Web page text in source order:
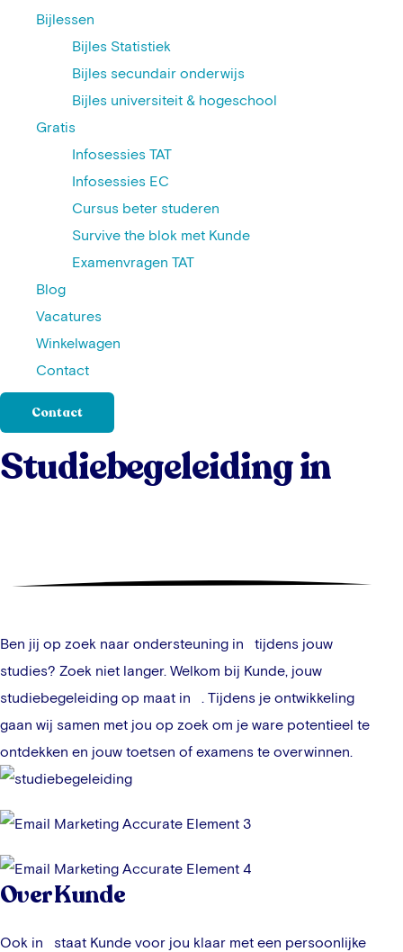
Bijlessen
Bijles Statistiek
Bijles secundair onderwijs
Bijles universiteit & hogeschool
Gratis
Infosessies TAT
Infosessies EC
Cursus beter studeren
Survive the blok met Kunde
Examenvragen TAT
Blog
Vacatures
Winkelwagen
Contact
Contact
Studiebegeleiding in
Ben jij op zoek naar ondersteuning in
tijdens jouw
studies? Zoek niet langer. Welkom bij Kunde, jouw
studiebegeleiding op maat in
. Tijdens je ontwikkeling
gaan wij samen met jou op zoek om je ware potentieel te
ontdekken en jouw toetsen of examens te overwinnen.
Over Kunde
Ook in
staat Kunde voor jou klaar met een persoonlijke